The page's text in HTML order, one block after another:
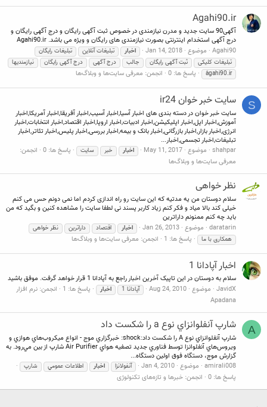
Agahi90.ir
آگهی90 سایت جدید و مدرن نیازمندی در خصوص ثبت آگهی رایگان و درج آگهی رایگان و
درج آگهی استخدام اینترنتی بصورت نیازمندی های رایگان و ویژه می باشد. Agahi90.ir
Agahi90 موضوع Jan 14, 2018 اخبار تبلیغات آنلاین
تبلیغات رایگان
تبلیغات کلیکی
ثبت آگهی رایگان جالب درج آگهی درج آگهی رایگان
نیازمندیها
َagahi90.ir
پاسخ ها: 0 انجمن: معرفی سایت‌ها و وبلاگ‌ها
S سایت خبر خوان ir24
سایت خبر خوان در دسته بندی های اخبار آسیا,اخبار آسیب,اخبار آفریقا,اخبار آمریکا,اخبار
آموزش,اخبار اپل,اخبار اپلیکیشن,اخبار ادبیات,اخبار اروپا,اخبار اقتصاد,اخبار انتخابات,اخبار
انرژی,اخبار بازار,اخبار بازرگانی,اخبار بانک و بیمه,اخبار بررسی,اخبار پلیس,اخبار تئاتر,اخبار
تبلیغات,اخبار تجسمی,اخبار...
shahpar موضوع May 11, 2017 اخبار خبر سایت پاسخ ها: 0
انجمن:
معرفی سایت‌ها و وبلاگ‌ها
نظر خواهی
سلام دوستان من یه مدتیه که این سایت رو راه اندازی کردم اما نمی دونم حس می کنم
خیلی کند بالا میاد و فکر کنم زیاد کاربر پسند نی لطفا سایت را مشاهده کنین و بگید که من
باید چه کنم ممنونم داراترین
daratarin موضوع Jan 26, 2013 اخبار اقتصاد داراترین
نظر خواهی
همکاری با ما
پاسخ ها: 1 انجمن: معرفی سایت‌ها و وبلاگ‌ها
اخبار آپادانا 1
سلام به دوستان در این تاپیک آخرین اخبار راجع به آپادانا 1 قرار خواهد گرفت. موفق باشید
JavidX موضوع Aug 24, 2010 آپادانا 1 اخبار پاسخ ها: 1 انجمن: نرم افزار
Apadana
A شارپ آنفلوانزاي نوع a را شكست داد
شارپ آنفلوانزاي نوع A را شكست داد:shock: خبرگزاري موج - انواع ميكروب‌هاي هوازي و
ويروس‌هاي آنفلوانزا توسط فناوري جديد تصفيه هوا‌ي Air Purifier شارپ از بين مي‌رود. به
گزارش موج، دستگاه فوق اولين دستگاه...
amirali008 موضوع Jan 4, 2010 آنفولانزا اخبار اطلاعات عمومي شارپ
پاسخ ها: 0 انجمن: خبرها و تازه‌های تکنولوژی